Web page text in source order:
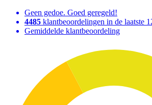
Geen gedoe. Goed geregeld!
4485 klantbeoordelingen in de laatste
Gemiddelde klantbeoordeling